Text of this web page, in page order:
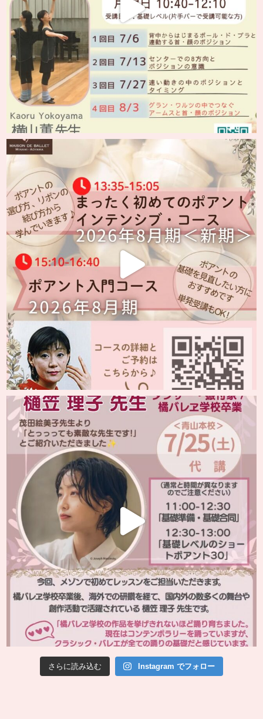
さらに読み込む Instagram でフォロー